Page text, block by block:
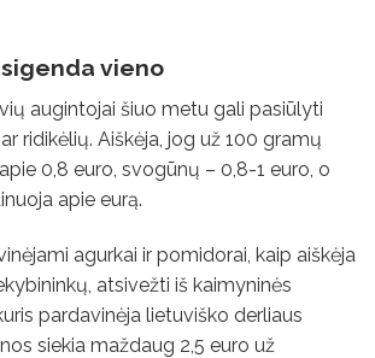
vieno
augintojai šiuo metu gali pasiūlyti
ridikėlių. Aiškėja, jog už 100 gramų
0,8 euro, svogūnų – 0,8-1 euro, o
apie eurą.
agurkai ir pomidorai, kaip aiškėja
atsivežti iš kaimyninės
pardavinėja lietuviško derliaus
siekia maždaug 2,5 euro už